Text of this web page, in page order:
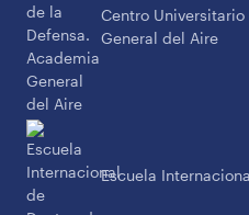
Centro
General del Aire
Escuela